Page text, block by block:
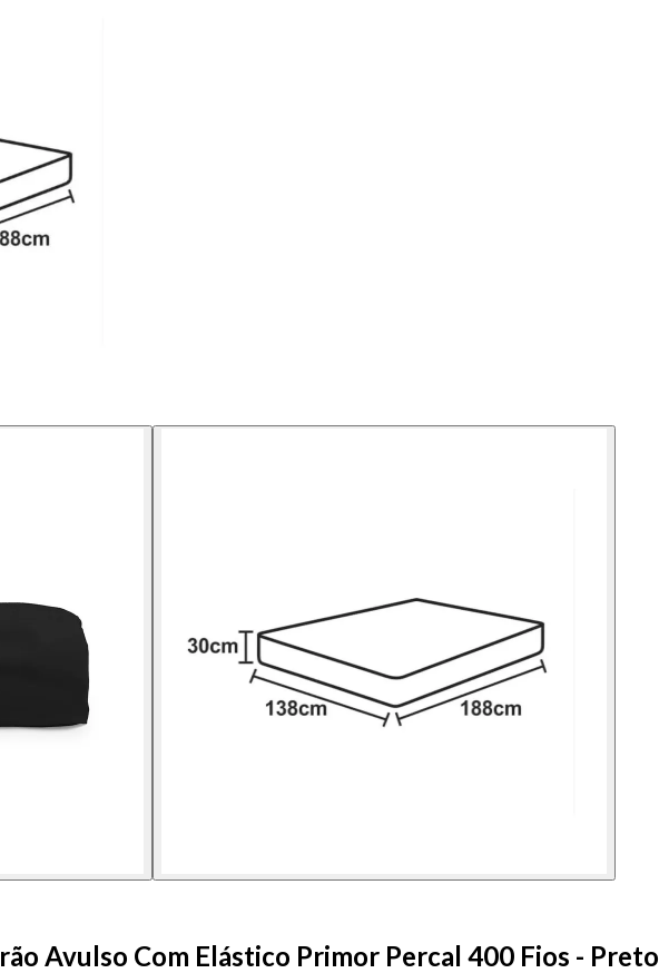
Avulso Com Elástico Primor Percal 400 Fios - Preto